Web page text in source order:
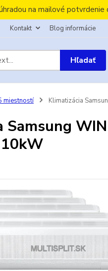
na mailové
Kontakt Blog informácie
Hľadať
miestností Klimatizácia
Samsung